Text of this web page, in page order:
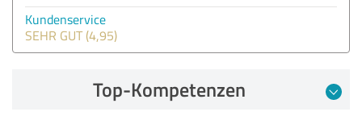
Kundenservice
SEHR GUT (4,95)
Top-Kompetenzen